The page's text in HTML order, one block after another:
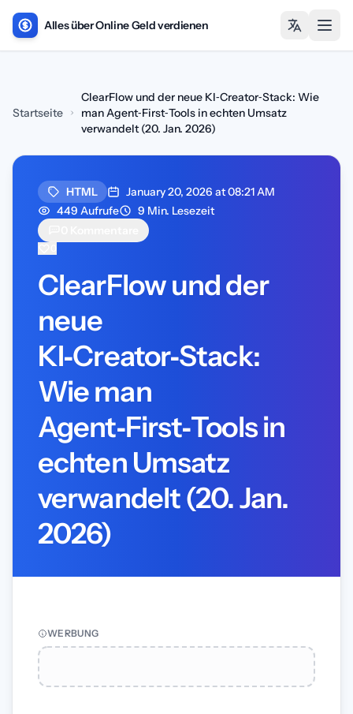
Alles über Online Geld verdienen
Startseite
ClearFlow und der neue KI‑Creator‑Stack: Wie
man Agent‑First‑Tools in echten Umsatz
verwandelt (20. Jan. 2026)
HTML
January 20, 2026 at 08:21 AM
449 Aufrufe
9 Min. Lesezeit
ClearFlow und der
neue
KI‑Creator‑Stack:
Wie man
Agent‑First‑Tools in
echten Umsatz
verwandelt (20. Jan.
2026)
WERBUNG